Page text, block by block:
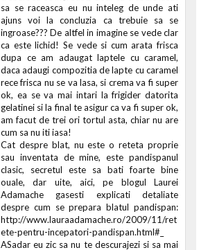
sa se raceasca eu nu inteleg de unde ati
ajuns voi la concluzia ca trebuie sa se
ingroase??? De altfel in imagine se vede clar
ca este lichid! Se vede si cum arata frisca
dupa ce am adaugat laptele cu caramel,
daca adaugi compozitia de lapte cu caramel
rece frisca nu se va lasa, si crema va fi super
ok, ea se va mai intari la frigider datorita
gelatinei si la final te asigur ca va fi super ok,
am facut de trei ori tortul asta, chiar nu are
cum sa nu iti iasa!
Cat despre blat, nu este o reteta proprie
sau inventata de mine, este pandispanul
clasic, secretul este sa bati foarte bine
ouale, dar uite, aici, pe blogul Laurei
Adamache gasesti explicati detaliate
despre cum se prepara blatul pandispan:
http://www.lauraadamache.ro/2009/11/ret
ete-pentru-incepatori-pandispan.html#_
ASadar eu zic sa nu te descurajezi si sa mai